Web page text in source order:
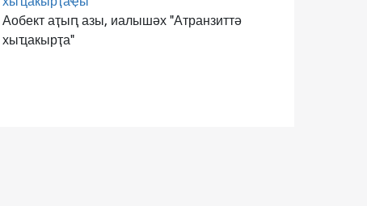
Аобект аҭыԥ азы, иалышәх "Атранзиттә
хыҵакырҭа"